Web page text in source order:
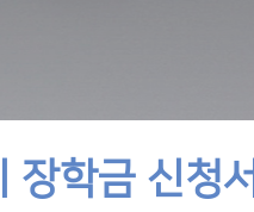
학금 신청서